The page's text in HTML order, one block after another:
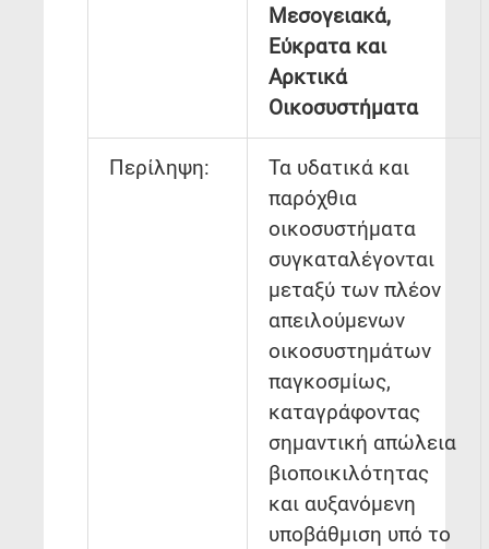
Μεσογειακά,
Εύκρατα και
Αρκτικά
Οικοσυστήματα
Περίληψη:
Τα υδατικά και
παρόχθια
οικοσυστήματα
συγκαταλέγονται
μεταξύ των πλέον
απειλούμενων
οικοσυστημάτων
παγκοσμίως,
καταγράφοντας
σημαντική απώλεια
βιοποικιλότητας
και αυξανόμενη
υποβάθμιση υπό το